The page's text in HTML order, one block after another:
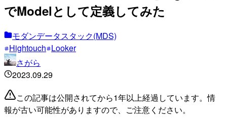
でModelとして定義してみた
モダンデータスタック(MDS)
Hightouch Looker
さがら
2023.09.29
この記事は公開されてから1年以上経過しています。情
報が古い可能性がありますので、ご注意ください。